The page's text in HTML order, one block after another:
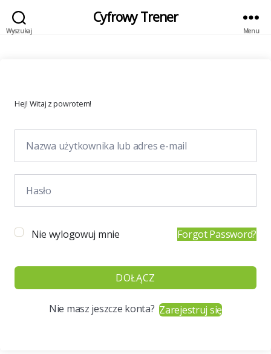
Wyszukaj
Cyfrowy Trener
Menu
Hej! Witaj z powrotem!
Nie wylogowuj mnie Forgot Password?
DOŁĄCZ
Nie masz jeszcze konta?Zarejestruj się